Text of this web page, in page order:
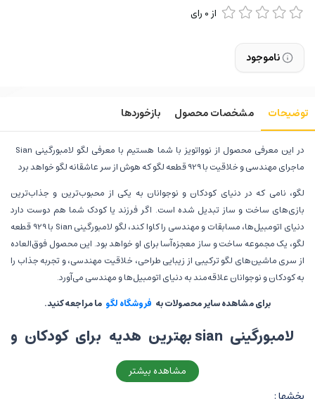
از 0 رای
ناموجود
توضیحات مشخصات محصول بازخوردها
ماجرای مهندسی و خلاقیت با 929 قطعه لگو که هوش از سر عاشقانه لگو خواهد برد
لگو، نامی که در دنیای کودکان و نوجوانان به یکی از محبوب‌ترین و جذاب‌ترین
بازی‌های ساخت و ساز تبدیل شده است. اگر فرزند یا کودک شما هم دوست دارد
دنیای اتومبیل‌ها، مسابقات و مهندسی را کاوا کند، لگو لامبورگینی Sian با 929 قطعه
لگو، یک مجموعه ساخت و ساز معجزه‌آسا برای او خواهد بود. این محصول فوق‌العاده
از سری ماشین‌های لگو ترکیبی از زیبایی طراحی، خلاقیت مهندسی، و تجربه جذاب را
به کودکان و نوجوانان علاقه‌مند به دنیای اتومبیل‌ها و مهندسی می‌آورد.
برای مشاهده سایر محصولات به فروشگاه لگو ما مراجعه کنید.
لامبورگینی sian بهترین هدیه برای کودکان و
نوجوانان علاقه‌مند به اتومبیل‌ها
مشاهده بیشتر